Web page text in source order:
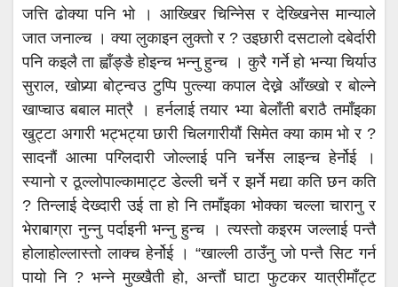
जत्ति ढोक्या पनि भो । आख्खिर चिन्निेस र देख्खिनेस मान्याले
जात जनाल्च । क्या लुकाइन लुक्तो र ? उइछारी दसटालो दबेर्दारी
पनि कइलै ता ह्वाँङ्ङै होइन्च भन्नु हुन्च । कुरै गर्ने हो भन्या चिर्याउ
सुराल, खोप्र्या बोट्न्वउ टुप्पि पुत्ल्या कपाल देख्ने आँख्खो र बोल्ने
खाप्चाउ बबाल मात्रै । हर्नलाई तयार भ्या बेलाँती बराठै तमाँइका
खुट्टा अगारी भट्भट्या छारी चिलगारीयौं सिमेत क्या काम भो र ?
सादनौं आत्मा पग्लिदारी जोल्लाई पनि चर्नेस लाइन्च हेर्नोई ।
स्यानो र ठूल्लोपाल्कामाट्ट डेल्ली चर्ने र झर्ने मद्या कति छन कति
? तिन्लाई देख्दारी उई ता हो नि तमाँइका भोक्का चल्ला चारानु र
भेराबाग्रा नुन्नु पर्दाइनी भन्नु हुन्च । त्यस्तो कइरम जल्लाई पन्तै
होलाहोल्लास्तो लाक्च हेर्नोई । “खाल्ली ठाउँनु जो पन्तै सिट गर्न
पायो नि ? भन्ने मुख्खैती हो, अन्तौं घाटा फुटकर यात्रीमाँट्ट